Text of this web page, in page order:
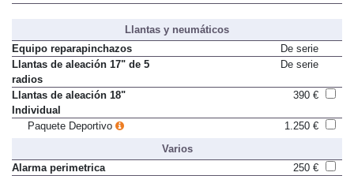
Llantas y neumáticos
Equipo reparapinchazos
De serie
Llantas de aleación 17" de 5
radios
De serie
Llantas de aleación 18"
Individual
390 €
Paquete Deportivo
1.250 €
Varios
Alarma perimetrica
250 €